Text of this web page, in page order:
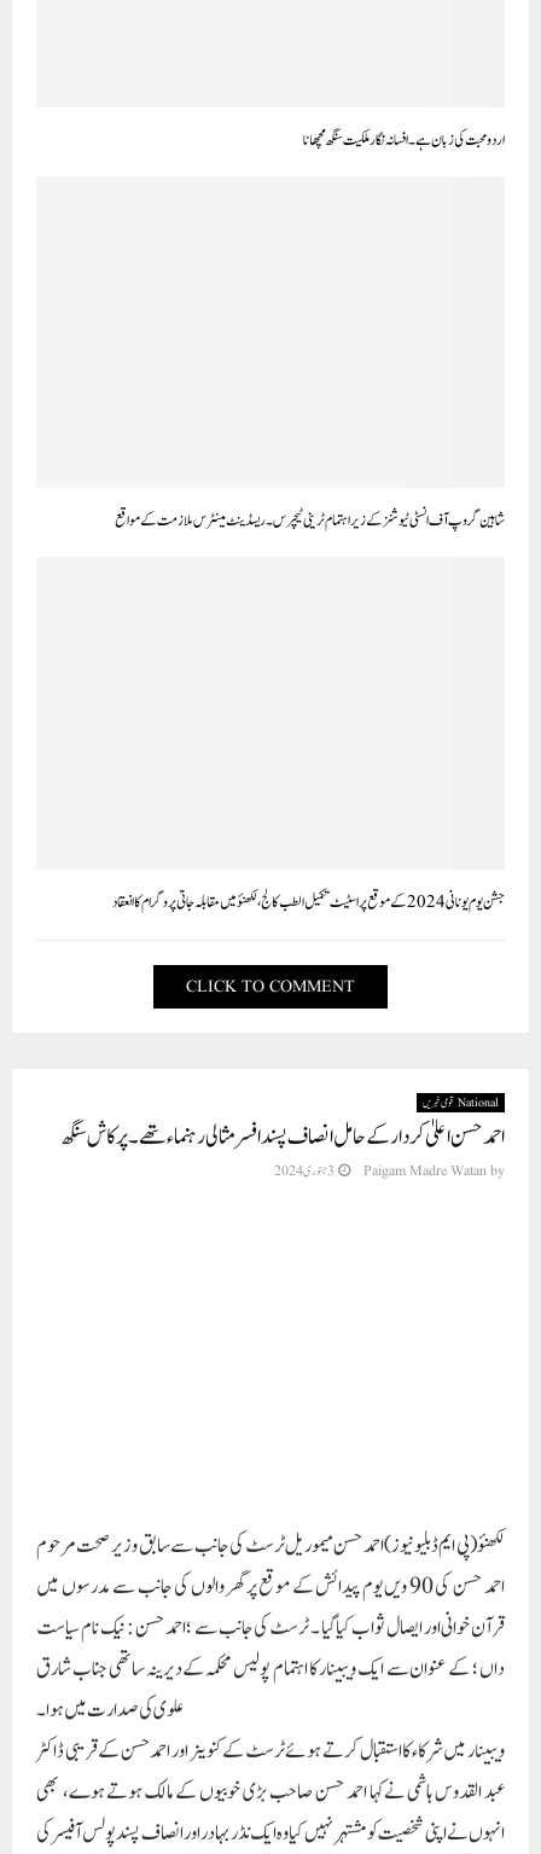
اردو محبت کی زبان ہے۔ افسانہ نگار ملکیت سنگھ مچھانا
شاہین گروپ آف انسٹی ٹیوشنز کے زیراہتمام ٹرینی ٹیچرس۔ریسڈینٹ مینٹرس ملازمت کے مواقع
جشن یوم یونانی 2024 کے موقع پراسٹیٹ تکمیل الطب کالج،لکھنؤ میں مقابلہ جاتی پروگرام کا انعقاد
CLICK TO COMMENT
National قومی خبریں
احمد حسن اعلیٰ کردار کے حامل انصاف پسند افسر مثالی رہنماء تھے ۔ پرکاش سنگھ
by
Paigam Madre Watan 3 جنوری 2024
انہوں نے اپنی شخصیت کو مشتہر نہیں کیا وہ ایک نڈر بہادر اور انصاف پسند پولس آفیسرکی
ساتھ مخلص سیاسی رہنماء تھے ۔انھوں نے اقلیتوں خصوصاً پسماندہ مسلمانوں کے حقوق
کی بازیابی کے لیے تاریخی کام کیے ۔ ڈاکٹر ہاشمی نے کہا جلد ہی انکی شخصیت کے تمام پہلوؤں
پر میموریل لکچر اردو اور ہندی زبانوں میں ٹرسٹ کی جانب سے کتاب شائع کی جایگی ۔
مہمان خصوصی سابق ڈی ۔جی۔ پی ۔ اتر پردیش جناب پرکاش سنگھ نے احمد حسن کو خراج
عقیدت پیش کرتے ہوے کہا جب میں بریلی میں ڈی ۔آی ۔جی پولیس تھا تو وہ اُس ضلع
کے ایس ۔ ایس۔ پی تھے ۔میں نے انہیں ایک فر ض شناس اور ملنسار پولس آفیسر کی شکل
میں دیکھا۔ وفا شعار اور اپنے کام میں منہمک ہمیشہ انکو پایا ۔ انہوں نے اپنے ضلع کے أمن